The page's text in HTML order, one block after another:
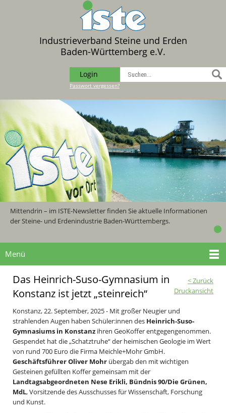
Industrieverband Steine und Erden
Baden-Württemberg e.V.
Login
Passwort vergessen?
Mittendrin – im ISTE-Newsletter finden Sie aktuelle Informationen
der Steine- und Erdenindustrie Baden-Württembergs.
Menü
< Zurück
Druckansicht
Das Heinrich-Suso-Gymnasium in
Konstanz ist jetzt „steinreich“
Konstanz, 22. September, 2025 - Mit großer Neugier und
strahlenden Augen haben Schüler:innen des Heinrich-Suso-
Gymnasiums in Konstanz ihren GeoKoffer entgegengenommen.
Gespendet hat die „Schatztruhe“ der heimischen Geologie im Wert
von rund 700 Euro die Firma Meichle+Mohr GmbH.
Geschäftsführer Oliver Mohr übergab den mit wichtigen
Gesteinen gefüllten Koffer gemeinsam mit der
Landtagsabgeordneten Nese Erikli, Bündnis 90/Die Grünen,
MdL, Vorsitzende des Ausschusses für Wissenschaft, Forschung
und Kunst.